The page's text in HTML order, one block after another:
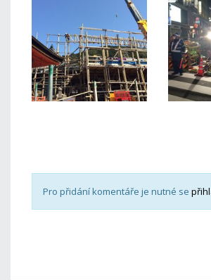
Pro přidání komentáře je nutné se